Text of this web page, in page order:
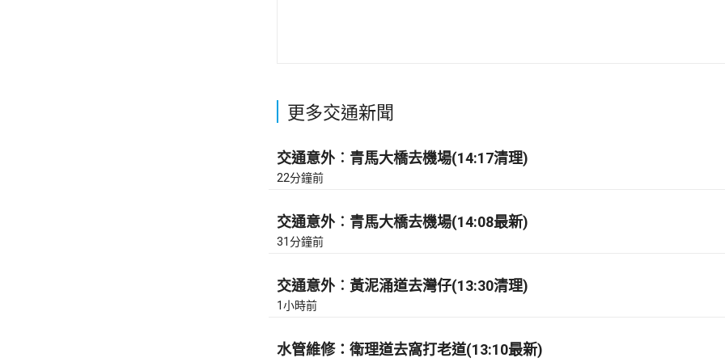
更多交通新聞
交通意外︰青馬大橋去機場(14:17清理)
22分鐘前
交通意外︰青馬大橋去機場(14:08最新)
31分鐘前
交通意外︰黃泥涌道去灣仔(13:30清理)
1小時前
水管維修：衛理道去窩打老道(13:10最新)